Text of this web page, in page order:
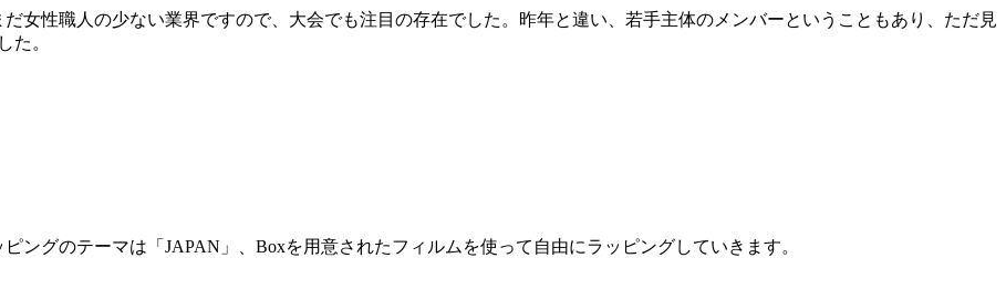
女性職人の少ない業界ですので、大会でも注目の存在でした。 昨年と違い、若手主体のメンバーということもあり、ただ見
た。
ングのテーマは「JAPAN」、Boxを用意されたフィルムを使って自由にラッピングしていきます。